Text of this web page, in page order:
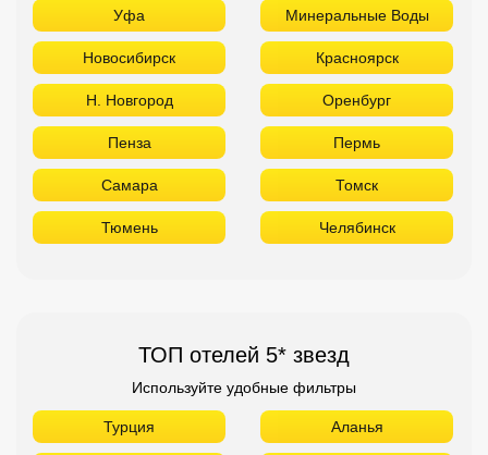
Уфа Минеральные Воды
Новосибирск Красноярск
Н. Новгород Оренбург
Пенза Пермь
Самара Томск
Тюмень Челябинск
ТОП отелей 5* звезд
Используйте удобные фильтры
Турция Аланья